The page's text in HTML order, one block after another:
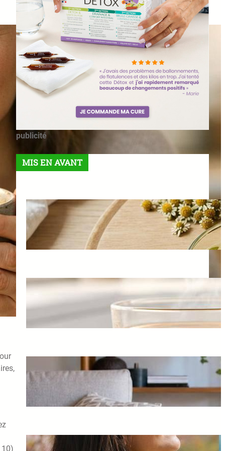
publicité
MIS EN AVANT
Meilleures Tisanes Pour Un
Microbiome Équilibré
août 7, 2026
Eau, Tisanes Ou Jus : Que
Choisir Pour L’Immunité ?
Comment Ajuster Sa Posture
En Soulevant Des Objets
août 3, 2026
Comment les saisons